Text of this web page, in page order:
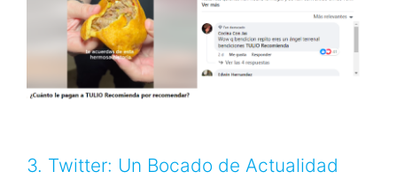
3. Twitter: Un Bocado de Actualidad